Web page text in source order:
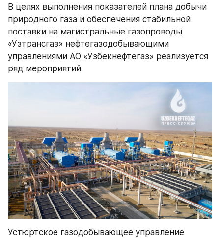
В целях выполнения показателей плана добычи
природного газа и обеспечения стабильной
поставки на магистральные газопроводы
«Узтрансгаз» нефтегазодобывающими
управлениями АО «Узбекнефтегаз» реализуется
ряд мероприятий.
Устюртское газодобывающее управление